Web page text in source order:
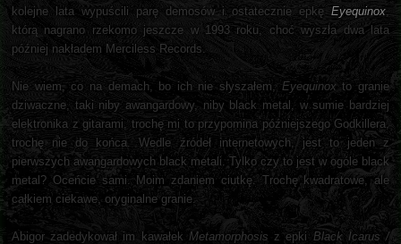
kolejne lata wypuścili parę demosów i ostatecznie epkę Eyequinox
którą nagrano rzekomo jeszcze w 1993 roku, choć wyszła dwa lata
później nakładem Merciless Records.
Nie wiem, co na demach, bo ich nie słyszałem, Eyequinoxto granie
dziwaczne, taki niby awangardowy, niby black metal, w sumie bardziej
elektronika z gitarami, trochę mi to przypomina późniejszego Godkillera,
trochę nie do końca. Wedle źródeł internetowych, jest to jeden z
pierwszych awangardowych black metali. Tylko czy to jest w ogóle black
metal? Oceńcie sami. Moim zdaniem ciutkę. Trochę kwadratowe, ale
całkiem ciekawe, oryginalne granie.
Abigor zadedykował im kawałek Metamorphosis z epki Black Icarus /